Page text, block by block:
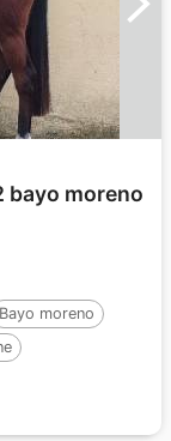
bayo moreno
Bayo moreno